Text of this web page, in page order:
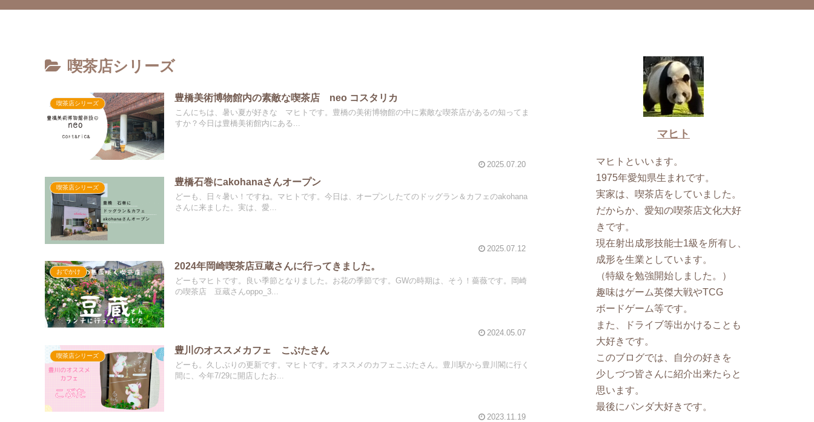
喫茶店シリーズ
喫茶店シリーズ
豊橋美術博物館内の素敵な喫茶店 neo コスタリカ
こんにちは、暑い夏が好きな マヒトです。豊橋の美術博物館の中に素敵な喫茶店があるの知ってま
すか？今日は豊橋美術館内にある...
2025.07.20
喫茶店シリーズ
豊橋石巻にakohanaさんオープン
どーも、日々暑い！ですね。マヒトです。今日は、オープンしたてのドッグラン＆カフェのakohana
さんに来ました。実は、愛...
2025.07.12
おでかけ
2024年岡崎喫茶店豆蔵さんに行ってきました。
どーもマヒトです。良い季節となりました。お花の季節です。GWの時期は、そう！薔薇です。岡崎
の喫茶店 豆蔵さんoppo_3...
2024.05.07
喫茶店シリーズ
豊川のオススメカフェ こぶたさん
どーも。久しぶりの更新です。マヒトです。オススメのカフェこぶたさん。豊川駅から豊川閣に行く
間に、今年7/29に開店したお...
2023.11.19
マヒト
マヒトといいます。
1975年愛知県生まれです。
実家は、喫茶店をしていました。
だからか、愛知の喫茶店文化大好
きです。
現在射出成形技能士1級を所有し、
成形を生業としています。
（特級を勉強開始しました。）
趣味はゲーム英傑大戦やTCG
ボードゲーム等です。
また、ドライブ等出かけることも
大好きです。
このブログでは、自分の好きを
少しづつ皆さんに紹介出来たらと
思います。
最後にパンダ大好きです。